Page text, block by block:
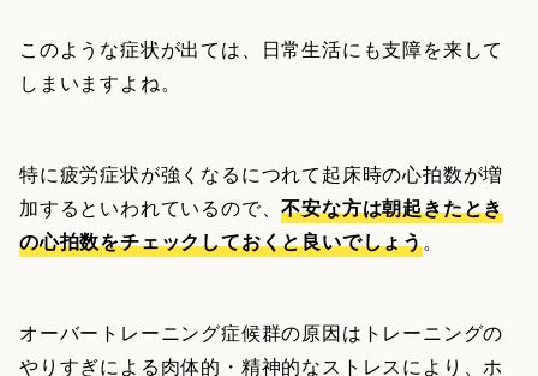
このような症状が出ては、日常生活にも支障を来して
しまいますよね。
特に疲労症状が強くなるにつれて起床時の心拍数が増
加するといわれているので、不安な方は朝起きたとき
の心拍数をチェックしておくと良いでしょう。
オーバートレーニング症候群の原因はトレーニングの
やりすぎによる肉体的・精神的なストレスにより、ホ